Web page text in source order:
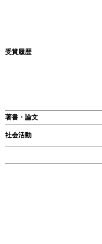
受賞履歴
著書・論文
社会活動